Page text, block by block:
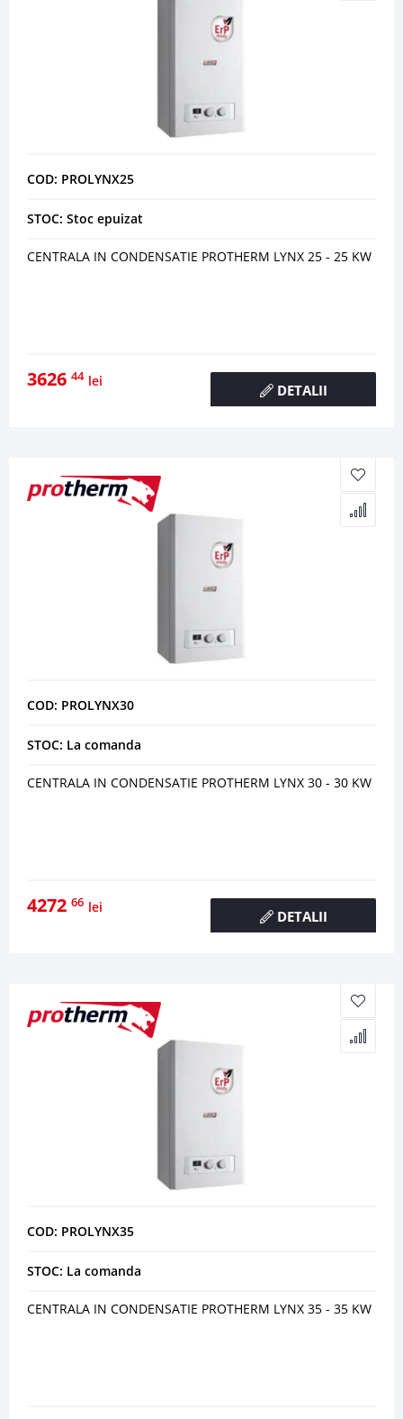
COD: PROLYNX25
STOC: Stoc epuizat
CENTRALA IN CONDENSATIE PROTHERM LYNX 25 - 25 KW
3626 44 lei
DETALII
COD: PROLYNX30
STOC: La comanda
CENTRALA IN CONDENSATIE PROTHERM LYNX 30 - 30 KW
4272 66 lei
DETALII
COD: PROLYNX35
STOC: La comanda
CENTRALA IN CONDENSATIE PROTHERM LYNX 35 - 35 KW